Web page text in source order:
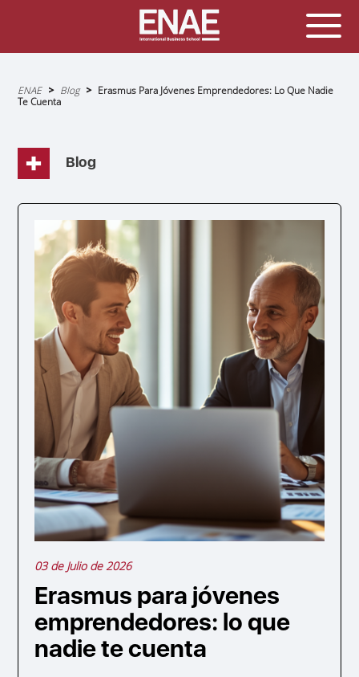
Sobrescribir
enlaces
de
navegación
ENAE Blog
Erasmus Para Jóvenes Emprendedores: Lo Que Nadie
Te Cuenta
Blog
03 de Julio de 2026
Erasmus para jóvenes
emprendedores: lo que
nadie te cuenta